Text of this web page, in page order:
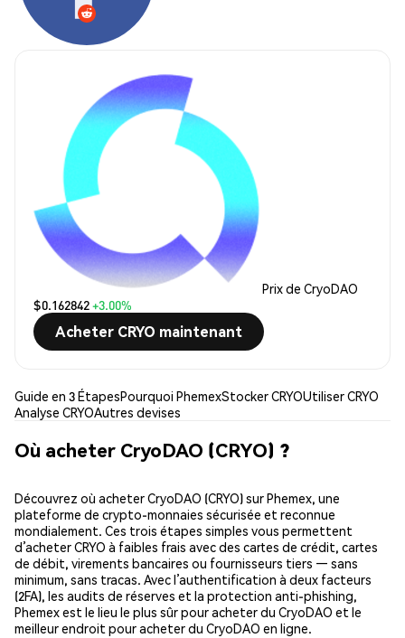
Prix de CryoDAO
$0.162842+3.00%
Acheter CRYO maintenant
Guide en 3 ÉtapesPourquoi PhemexStocker CRYOUtiliser CRYO
Analyse CRYOAutres devises
Où acheter CryoDAO (CRYO) ?
Découvrez où acheter CryoDAO (CRYO) sur Phemex, une
plateforme de crypto-monnaies sécurisée et reconnue
mondialement. Ces trois étapes simples vous permettent
d’acheter CRYO à faibles frais avec des cartes de crédit, cartes
de débit, virements bancaires ou fournisseurs tiers — sans
minimum, sans tracas. Avec l’authentification à deux facteurs
(2FA), les audits de réserves et la protection anti-phishing,
Phemex est le lieu le plus sûr pour acheter du CryoDAO et le
meilleur endroit pour acheter du CryoDAO en ligne.